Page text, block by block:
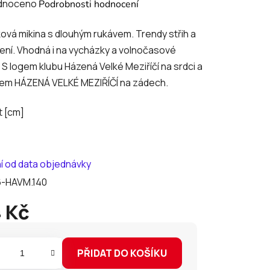
Podrobnosti hodnocení
mikina s dlouhým rukávem. Trendy střih a
Vhodná i na vycházky a volnočasové
logem klubu Házená Velké Meziříčí na srdci a
HÁZENÁ VELKÉ MEZIŘÍČÍ na zádech.
[cm]
od data objednávky
Kč
PŘIDAT DO KOŠÍKU